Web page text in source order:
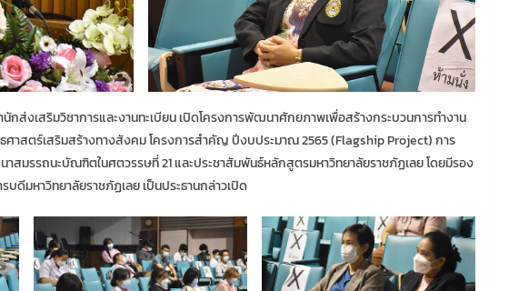
กส่งเสริมวิชาการและงานทะเบียน เปิดโครงการพัฒนาศักยภาพเพื่อสร้างกระบวนการทำงาน
ศาสตร์เสริมสร้างทางสังคม โครงการสำคัญ ปีงบประมาณ 2565 (Flagship Project) การ
สมรรถนะบัณฑิตในศตวรรษที่ 21 และประชาสัมพันธ์หลักสูตรมหาวิทยาลัยราชภัฏเลย โดยมีรอง
ดีมหาวิทยาลัยราชภัฏเลย เป็นประธานกล่าวเปิด